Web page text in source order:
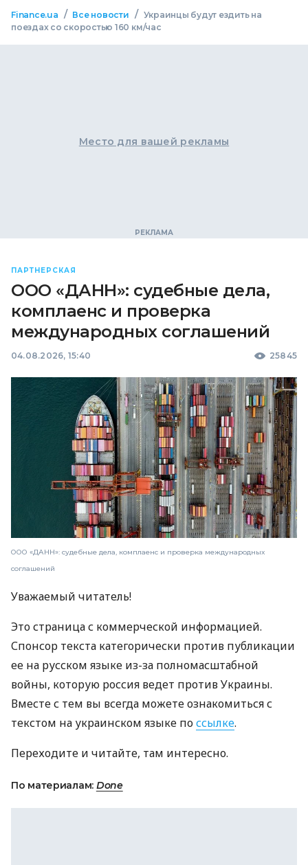
Finance.ua / Все новости / Украинцы будут ездить на
поездах со скоростью 160 км/час
Место для вашей рекламы
ПАРТНЕРСКАЯ
ООО «ДАНН»: судебные дела,
комплаенс и проверка
международных соглашений
04.08.2026, 15:40 25845
ООО «ДАНН»: судебные дела, комплаенс и проверка международных
соглашений
Уважаемый читатель!
Это страница с коммерческой информацией.
Спонсор текста категорически против публикации
ее на русском языке из-за полномасштабной
войны, которую россия ведет против Украины.
Вместе с тем вы всегда можете ознакомиться с
текстом на украинском языке поссылке.
Переходите и читайте, там интересно.
По материалам: Done